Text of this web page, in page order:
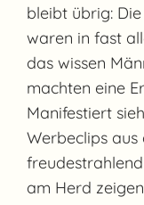
bleibt übrig:
waren in fast
das wissen
machten eine
Manifestiert
Werbeclips
am Herd